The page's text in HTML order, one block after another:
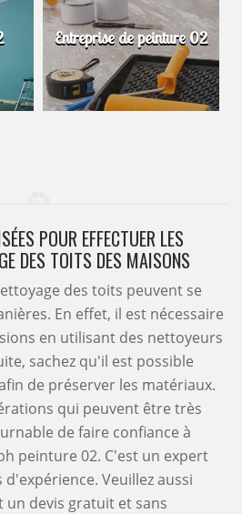
Entreprise de peinture 02
POUR EFFECTUER LES
DES TOITS DES MAISONS
des toits peuvent se
En effet, il est nécessaire
en utilisant des nettoyeurs
sachez qu'il est possible
de préserver les matériaux.
qui peuvent être très
de faire confiance à
peinture 02. C'est un expert
Veuillez aussi
devis gratuit et sans